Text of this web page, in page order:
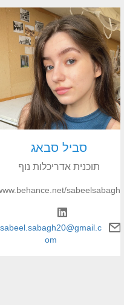
סביל סבאג
תוכנית אדריכלות נוף
sabeelsabagh
sabeel.sabagh20@gmail.c
om